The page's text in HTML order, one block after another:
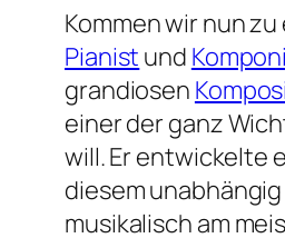
Kommen wir nun
Pianist und
grandiosen
einer der ganz
will. Er entwickelte
diesem
musikalisch am